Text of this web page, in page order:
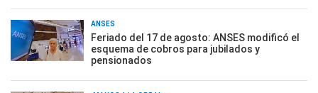
ANSES
Feriado del 17 de agosto: ANSES modificó el
esquema de cobros para jubilados y
pensionados